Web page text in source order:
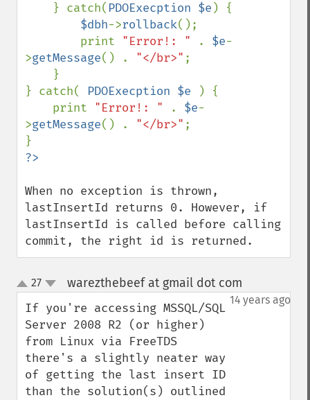
    } catch(
PDOExecption $e ) {
$dbh->rollback();
        print
"Error!: " . $e-
>getMessage() . "</br>" ;
} catch( PDOExecption $e
) {
    print
"Error!: " . $e-
>getMessage() . "</br>" ;
When no exception is thrown,
lastInsertId returns 0. However, if
lastInsertId is called before calling
commit, the right id is returned.
up
down
27 warezthebeef at gmail dot com
14 years ago
If you're accessing MSSQL/SQL
Server 2008 R2 (or higher)
from Linux via FreeTDS
there's a slightly neater way
of getting the last insert ID
than the solution(s) outlined